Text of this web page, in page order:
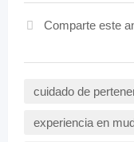
Comparte este
cuidado de
experiencia en